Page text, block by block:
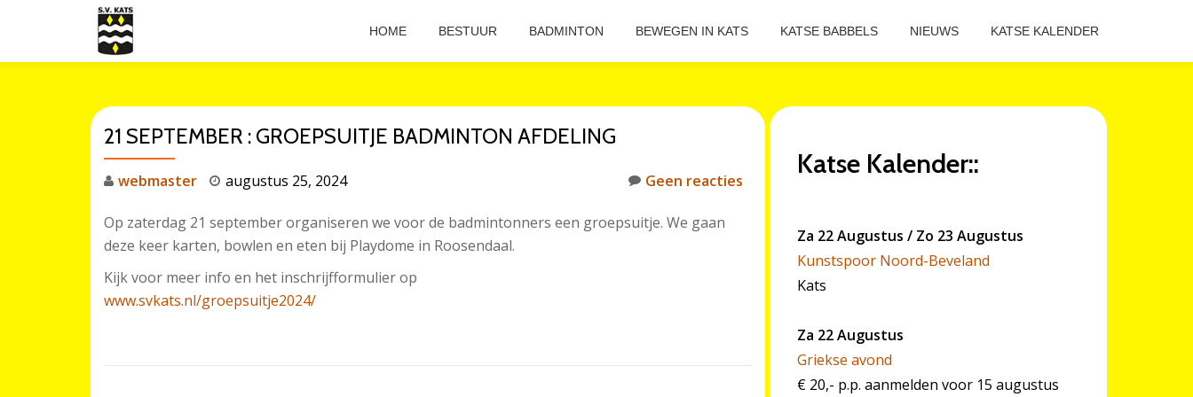
HOME BESTUUR BADMINTON BEWEGEN IN KATS KATSE BABBELS NIEUWS KATSE KALENDER
21 SEPTEMBER : GROEPSUITJE BADMINTON AFDELING
webmaster augustus 25, 2024 Geen reacties
Op zaterdag 21 september organiseren we voor de badmintonners een groepsuitje. We gaan
deze keer karten, bowlen en eten bij Playdome in Roosendaal.
Kijk voor meer info en het inschrijfformulier op
www.svkats.nl/groepsuitje2024/
Katse Kalender::
Za 22 Augustus / Zo 23 Augustus
Kunstspoor Noord-Beveland
Kats
Za 22 Augustus
Griekse avond
€ 20,- p.p. aanmelden voor 15 augustus